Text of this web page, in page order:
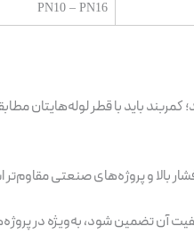
PN10 – PN16
کمربند باید با قطر لوله‌هایتان
بالا و پروژه‌های صنعتی
آن تضمین شود، به‌ویژه در